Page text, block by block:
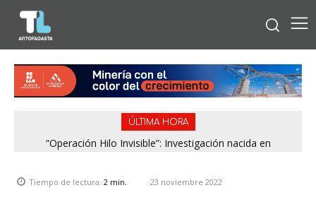
ÚLTIMA HORA
“Operación Hilo Invisible”: Investigación nacida en
Tiempo de lectura: 2 min. 23 noviembre 2022